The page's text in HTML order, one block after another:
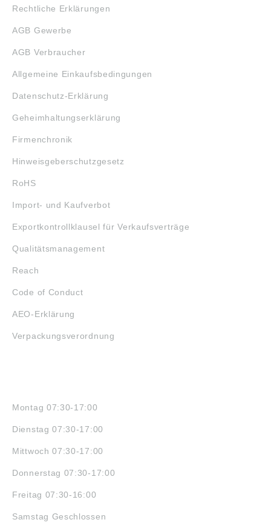
Rechtliche Erklärungen
AGB Gewerbe
AGB Verbraucher
Allgemeine Einkaufsbedingungen
Datenschutz-Erklärung
Geheimhaltungserklärung
Firmenchronik
Hinweisgeberschutzgesetz
RoHS
Import- und Kaufverbot
Exportkontrollklausel für Verkaufsverträge
Qualitätsmanagement
Reach
Code of Conduct
AEO-Erklärung
Verpackungsverordnung
Montag 07:30-17:00
Dienstag 07:30-17:00
Mittwoch 07:30-17:00
Donnerstag 07:30-17:00
Freitag 07:30-16:00
Samstag Geschlossen